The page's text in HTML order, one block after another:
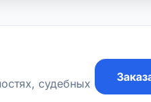
судебных